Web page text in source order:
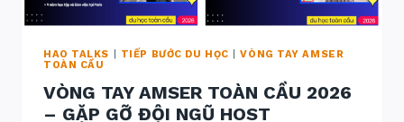
HAO TALKS TIẾP BƯỚC DU HỌC |VÒNG TAY AMSER
TOÀN CẦU
VÒNG TAY AMSER TOÀN CẦU 2026
– GẶP GỠ ĐỘI NGŨ HOST